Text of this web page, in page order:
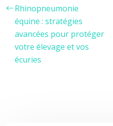
Rhinopneumonie
équine : stratégies
avancées pour protéger
votre élevage et vos
écuries